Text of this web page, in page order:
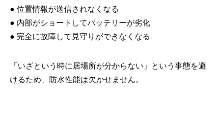
● 位置情報が送信されなくなる
● 内部がショートしてバッテリーが劣化
● 完全に故障して見守りができなくなる
「いざという時に居場所が分からない」という事態を避
けるため、防水性能は欠かせません。